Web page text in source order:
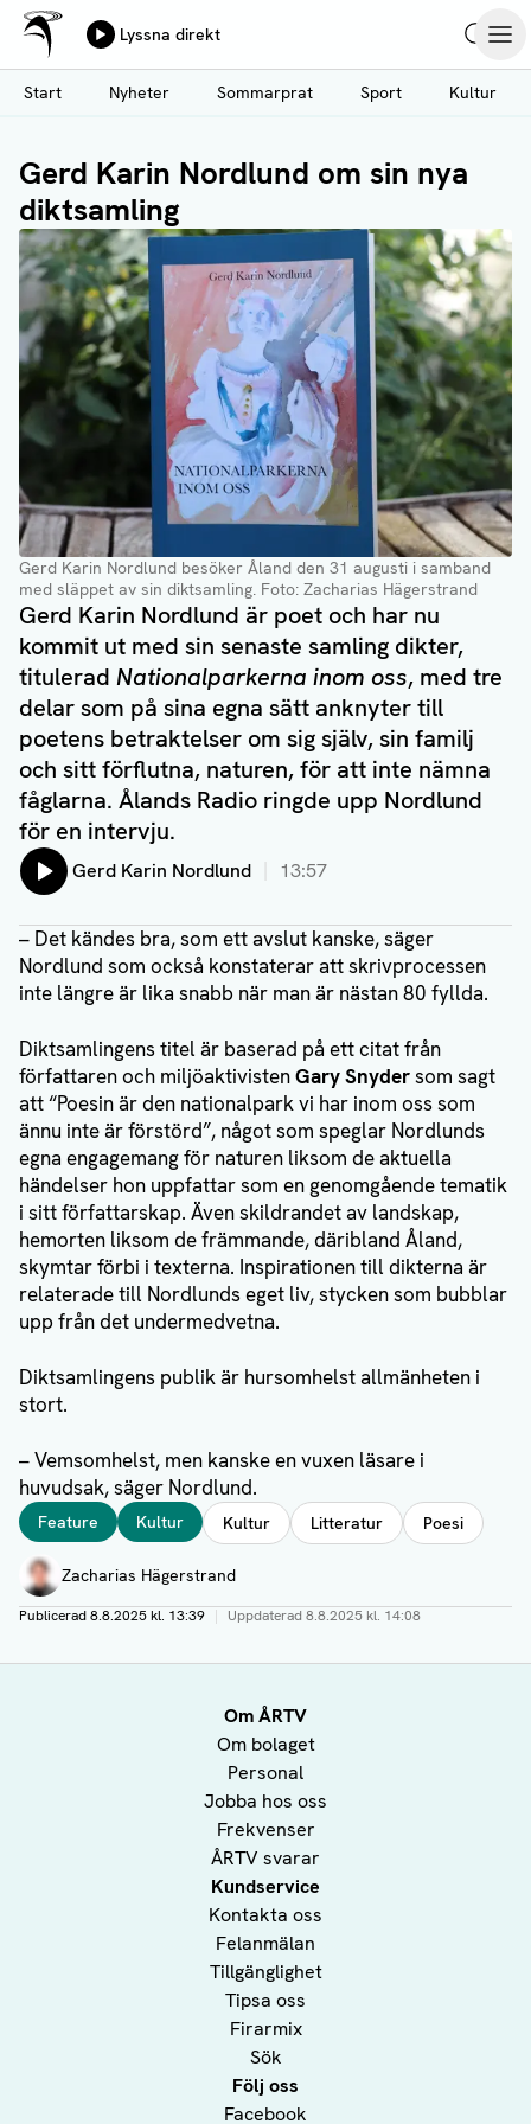
Hoppa
till
huvudinnehåll
Ålands Radio & TV
Lyssna direkt
Start
Nyheter Sommarprat Sport Kultur
Gerd Karin Nordlund om sin nya
diktsamling
Gerd Karin Nordlund besöker Åland den 31 augusti i samband
med släppet av sin diktsamling. Foto: Zacharias Hägerstrand
Gerd Karin Nordlund är poet och har nu
kommit ut med sin senaste samling dikter,
titulerad Nationalparkerna inom oss, med tre
delar som på sina egna sätt anknyter till
poetens betraktelser om sig själv, sin familj
och sitt förflutna, naturen, för att inte nämna
fåglarna. Ålands Radio ringde upp Nordlund
för en intervju.
Lyssna på:
Gerd Karin Nordlund 13:57
– Det kändes bra, som ett avslut kanske, säger
Nordlund som också konstaterar att skrivprocessen
inte längre är lika snabb när man är nästan 80 fyllda.
Diktsamlingens titel är baserad på ett citat från
författaren och miljöaktivistenGary Snydersom sagt
att “Poesin är den nationalpark vi har inom oss som
ännu inte är förstörd”, något som speglar Nordlunds
egna engagemang för naturen liksom de aktuella
händelser hon uppfattar som en genomgående tematik
i sitt författarskap. Även skildrandet av landskap,
hemorten liksom de främmande, däribland Åland,
skymtar förbi i texterna. Inspirationen till dikterna är
relaterade till Nordlunds eget liv, stycken som bubblar
upp från det undermedvetna.
Diktsamlingens publik är hursomhelst allmänheten i
stort.
– Vemsomhelst, men kanske en vuxen läsare i
huvudsak, säger Nordlund.
Taggar
Feature Kultur Kultur Litteratur Poesi
Författare
Zacharias Hägerstrand
Publicerad8.8.2025 kl. 13:39 | Uppdaterad8.8.2025 kl. 14:08
Om ÅRTV
Om bolaget
Personal
Jobba hos oss
Frekvenser
ÅRTV svarar
Kundservice
Kontakta oss
Felanmälan
Tillgänglighet
Tipsa oss
Firarmix
Sök
Följ oss
Facebook